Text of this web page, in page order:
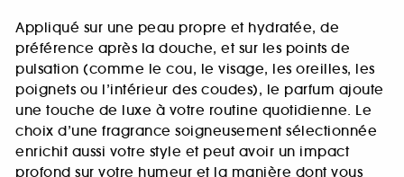
Appliqué sur une peau propre et hydratée, de
préférence après la douche, et sur les points de
pulsation (comme le cou, le visage, les oreilles, les
poignets ou l’intérieur des coudes), le parfum ajoute
une touche de luxe à votre routine quotidienne. Le
choix d’une fragrance soigneusement sélectionnée
enrichit aussi votre style et peut avoir un impact
profond sur votre humeur et la manière dont vous